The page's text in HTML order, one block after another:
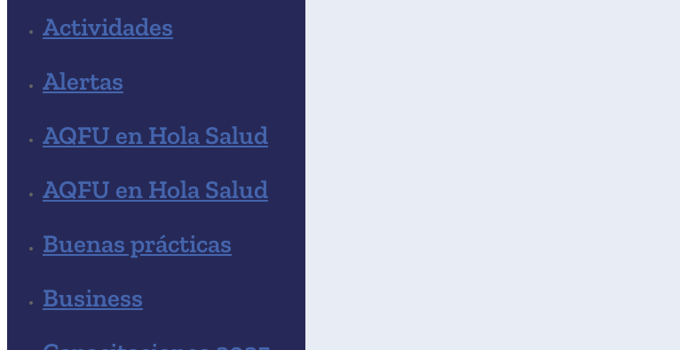
Actividades
Alertas
AQFU en Hola Salud
AQFU en Hola Salud
Buenas prácticas
Business